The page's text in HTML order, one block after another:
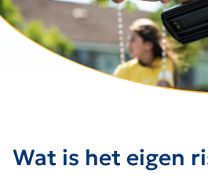
Wat is het eigen